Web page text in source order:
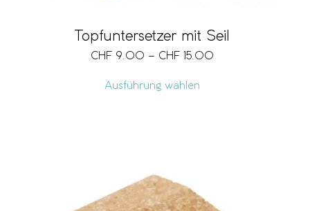
Topfuntersetzer mit Seil
CHF 9.00 – CHF 15.00
Ausführung wählen